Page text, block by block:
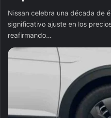
Nissan celebra una década de
significativo ajuste en los
reafirmando…